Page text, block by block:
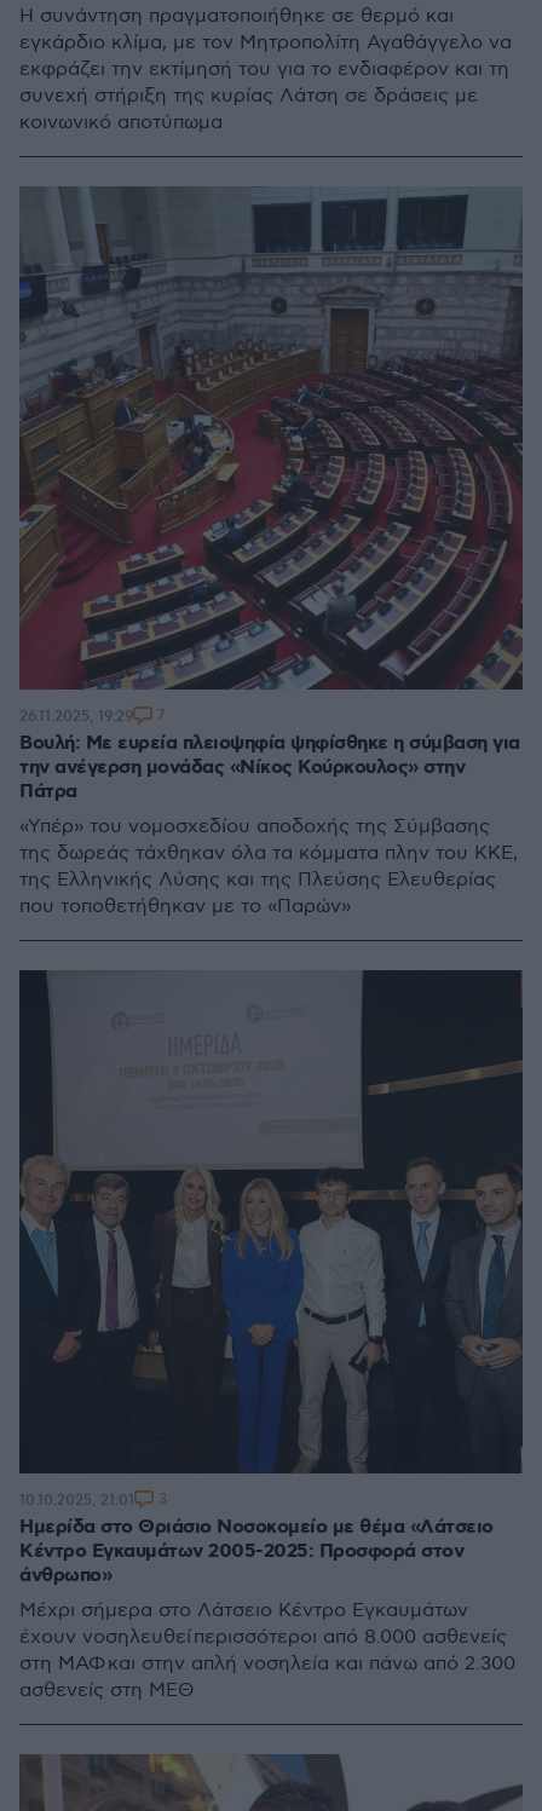
Η συνάντηση πραγματοποιήθηκε σε θερμό και
εγκάρδιο κλίμα, με τον Μητροπολίτη Αγαθάγγελο να
εκφράζει την εκτίμησή του για το ενδιαφέρον και τη
συνεχή στήριξη της κυρίας Λάτση σε δράσεις με
κοινωνικό αποτύπωμα
Βουλή: Με ευρεία πλειοψηφία ψηφίσθηκε η σύμβαση για
την ανέγερση μονάδας «Νίκος Κούρκουλος» στην
Πάτρα
«Υπέρ» του νομοσχεδίου αποδοχής της Σύμβασης
της δωρεάς τάχθηκαν όλα τα κόμματα πλην του ΚΚΕ,
της Ελληνικής Λύσης και της Πλεύσης Ελευθερίας
που τοποθετήθηκαν με το «Παρών»
26.11.2025, 19:29 7
Ημερίδα στο Θριάσιο Νοσοκομείο με θέμα «Λάτσειο
Κέντρο Εγκαυμάτων 2005-2025: Προσφορά στον
άνθρωπο»
Μέχρι σήμερα στο Λάτσειο Κέντρο Εγκαυμάτων
έχουν νοσηλευθεί περισσότεροι από 8.000 ασθενείς
στη ΜΑΦ και στην απλή νοσηλεία και πάνω από 2.300
ασθενείς στη ΜΕΘ
10.10.2025, 21:01 3